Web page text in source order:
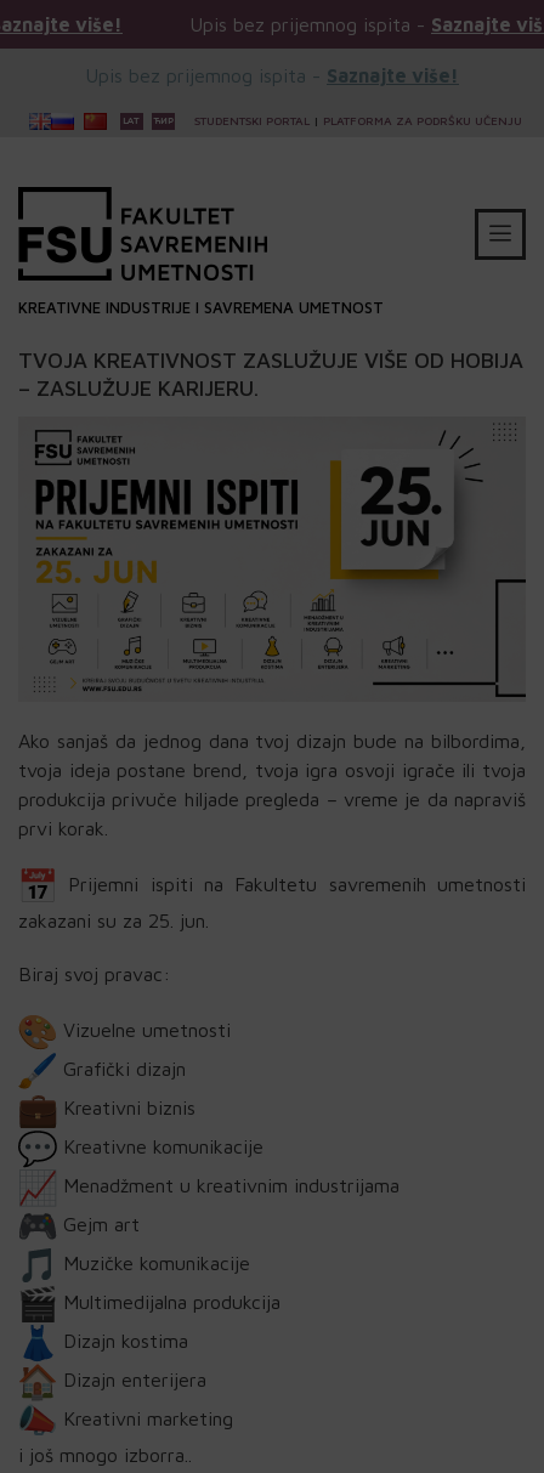
Upis bez prijemnog ispita -Saznajte više!
Upis bez prijemnog ispita - Saznajte više!
STUDENTSKI PORTAL | PLATFORMA ZA PODRŠKU UČENJU
KREATIVNE INDUSTRIJE I SAVREMENA UMETNOST
TVOJA KREATIVNOST ZASLUŽUJE VIŠE OD HOBIJA
– ZASLUŽUJE KARIJERU.
Ako sanjaš da jednog dana tvoj dizajn bude na bilbordima,
tvoja ideja postane brend, tvoja igra osvoji igrače ili tvoja
produkcija privuče hiljade pregleda – vreme je da napraviš
prvi korak.
Prijemni ispiti na Fakultetu savremenih umetnosti
zakazani su za 25. jun.
Biraj svoj pravac:
Vizuelne umetnosti
Grafički dizajn
Kreativni biznis
Kreativne komunikacije
Menadžment u kreativnim industrijama
Gejm art
Muzičke komunikacije
Multimedijalna produkcija
Dizajn kostima
Dizajn enterijera
Kreativni marketing
i još mnogo izborra..